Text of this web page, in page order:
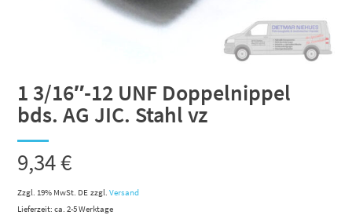
1 3/16″-12 UNF Doppelnippel
bds. AG JIC. Stahl vz
9,34€
Zzgl. 19% MwSt. DE zzgl.Versand
Lieferzeit: ca. 2-5 Werktage